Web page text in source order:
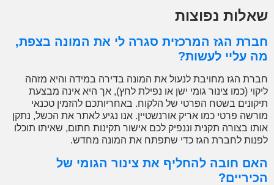
נפוצות
הגז המרכזית סגרה לי את המונה בצפת,
עליי לעשות?
הגז מחויבת לנעול את המונה בדירה במידה והיא מזהה
(כמו צינור גומי ישן או נפילת לחץ), אך היא אינה מבצעת
בשטח הפרטי של הלקוח. באחריותכם להזמין טכנאי
פרטי כמו אריק אורנשטיין. אנו נגיע לאתר את הכשל, נתקן
בצורה תקנית וננפיק לכם אישור תקינות חתום, שאיתו תוכלו
לחברת הגז כדי שתפתח את המונה מחדש.
חובה להחליף את צינור הגומי של